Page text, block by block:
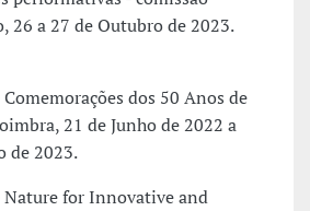
26 a 27 de Outubro de 2023.
dos 50 Anos de
21 de Junho de 2022 a
de 2023.
Nature for Innovative and